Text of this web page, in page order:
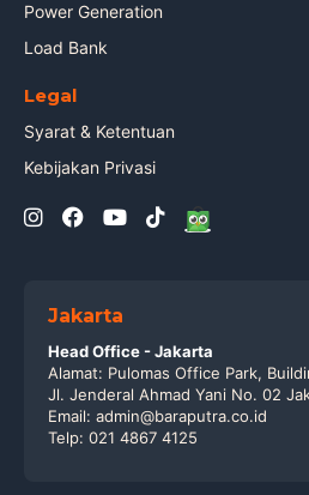
Power Generation
Load Bank
Legal
Syarat & Ketentuan
Kebijakan Privasi
Jakarta
Head Office - Jakarta
Alamat: Pulomas Office Park,
Jl. Jenderal Ahmad Yani No. 02
Email: admin@baraputra.co.id
Telp: 021 4867 4125